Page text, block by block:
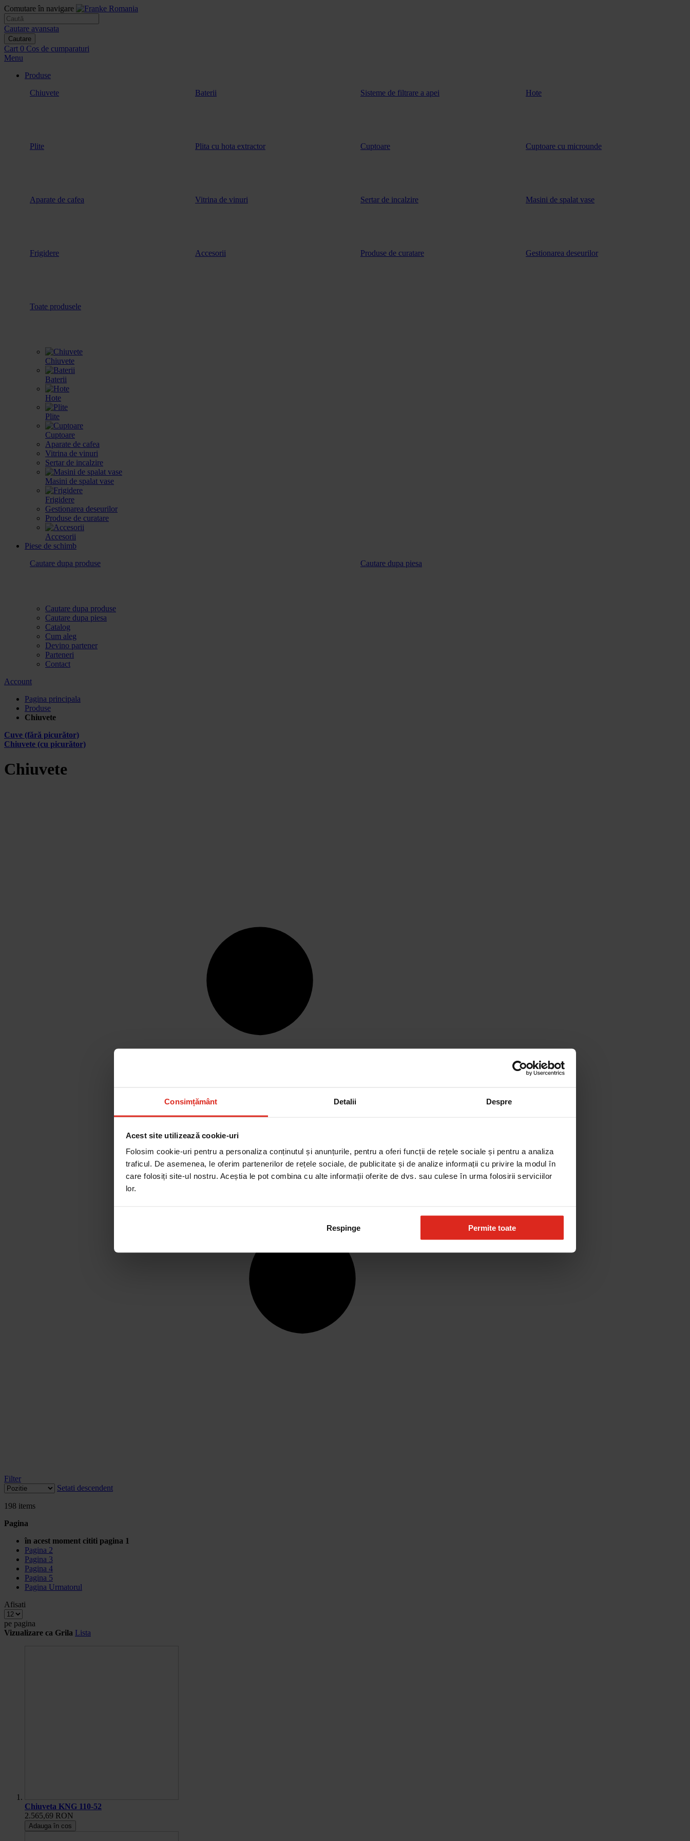
Consimțământ Detalii Despre
Acest site utilizează cookie-uri
Folosim cookie-uri pentru a personaliza conținutul și anunțurile, pentru a oferi funcții de rețele sociale și pentru a analiza
traficul. De asemenea, le oferim partenerilor de rețele sociale, de publicitate și de analize informații cu privire la modul în
care folosiți site-ul nostru. Aceștia le pot combina cu alte informații oferite de dvs. sau culese în urma folosirii serviciilor
lor.
Respinge Permite toate
Comutare în navigare
Cautare avansata
Cautare
Cart 0 Cos de cumparaturi
Menu
Produse
Chiuvete
Baterii Sisteme de filtrare a apei Hote
Plite Plita cu hota extractor Cuptoare Cuptoare cu microunde
Aparate de cafea Vitrina de vinuri Sertar de incalzire Masini de spalat vase
Frigidere Accesorii Produse de curatare Gestionarea deseurilor
Toate produsele
Chiuvete
Baterii
Hote
Plite
Cuptoare
Aparate de cafea
Vitrina de vinuri
Sertar de incalzire
Masini de spalat vase
Frigidere
Gestionarea deseurilor
Produse de curatare
Accesorii
Piese de schimb
Cautare dupa produse
Cautare dupa piesa
Cautare dupa produse
Cautare dupa piesa
Catalog
Cum aleg
Devino partener
Parteneri
Contact
Account
Pagina principala
Produse
Chiuvete
Cuve (fără picurător)
Chiuvete (cu picurător)
Chiuvete
Filter
Setati descendent
198 items
Pagina
în acest moment cititi pagina 1
Pagina 2
Pagina 3
Pagina 4
Pagina 5
Pagina Urmatorul
Afisati
pe pagina
Vizualizare ca Grila Lista
Chiuveta KNG 110-52
2.565,69 RON
Adauga în cos